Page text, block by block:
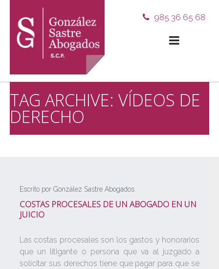
985 36 65 68
TAG ARCHIVE: VÍDEOS DE
DERECHO
Escrito por González Sastre Abogados
COSTAS PROCESALES DE UN ABOGADO EN UN
JUICIO
Las costas procesales son los gastos y honorarios
que un litigante o persona que va al juzgado a
solicitar sus derechos tiene que pagar para que se